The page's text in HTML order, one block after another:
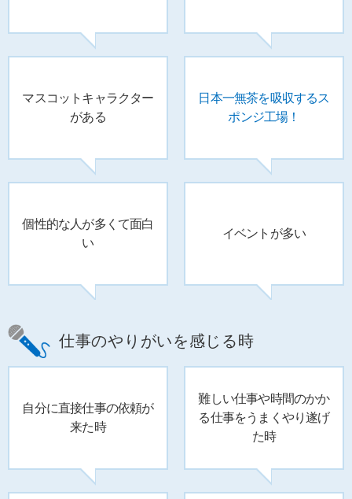
マスコット キャラクター
がある
日本一無茶を吸収するス
ポンジ工場！
個性的な人が多くて面白
い
イベントが多い
仕事のやりがいを感じる時
自分に直接仕事の依頼が
来た時
難しい仕事や時間のかか
る仕事をうまくやり遂げ
た時